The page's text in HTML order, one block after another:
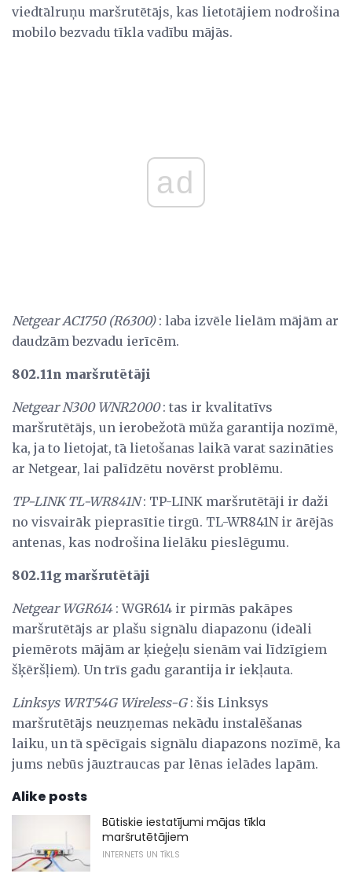
viedtālruņu maršrutētājs, kas lietotājiem nodrošina
mobilo bezvadu tīkla vadību mājās.
ad
Netgear AC1750 (R6300): laba izvēle lielām mājām ar
daudzām bezvadu ierīcēm.
802.11n maršrutētāji
Netgear N300 WNR2000: tas ir kvalitatīvs
maršrutētājs, un ierobežotā mūža garantija nozīmē,
ka, ja to lietojat, tā lietošanas laikā varat sazināties
ar Netgear, lai palīdzētu novērst problēmu.
TP-LINK TL-WR841N: TP-LINK maršrutētāji ir daži
no visvairāk pieprasītie tirgū. TL-WR841N ir ārējās
antenas, kas nodrošina lielāku pieslēgumu.
802.11g maršrutētāji
Netgear WGR614: WGR614 ir pirmās pakāpes
maršrutētājs ar plašu signālu diapazonu (ideāli
piemērots mājām ar ķieģeļu sienām vai līdzīgiem
šķēršļiem). Un trīs gadu garantija ir iekļauta.
Linksys WRT54G Wireless-G: šis Linksys
maršrutētājs neuzņemas nekādu instalēšanas
laiku, un tā spēcīgais signālu diapazons nozīmē, ka
jums nebūs jāuztraucas par lēnas ielādes lapām.
Alike posts
Būtiskie iestatījumi mājas tīkla
maršrutētājiem
INTERNETS UN TĪKLS